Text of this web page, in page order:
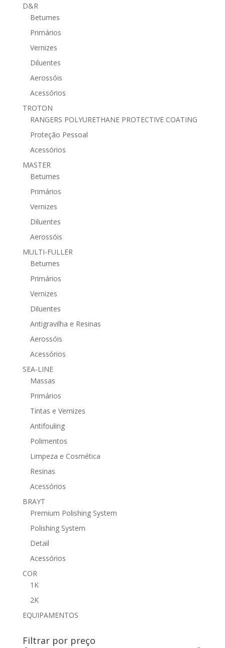
D&R
Betumes
Primários
Vernizes
Diluentes
Aerossóis
Acessórios
TROTON
RANGERS POLYURETHANE PROTECTIVE COATING
Proteção Pessoal
Acessórios
MASTER
Betumes
Primários
Vernizes
Diluentes
Aerossóis
MULTI-FULLER
Betumes
Primários
Vernizes
Diluentes
Antigravilha e Resinas
Aerossóis
Acessórios
SEA-LINE
Massas
Primários
Tintas e Vernizes
Antifouling
Polimentos
Limpeza e Cosmética
Resinas
Acessórios
BRAYT
Premium Polishing System
Polishing System
Detail
Acessórios
COR
1K
2K
EQUIPAMENTOS
Filtrar por preço